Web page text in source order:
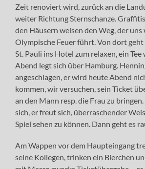
Zeit renoviert wird, zurück an die
weiter Richtung Sternschanze.
den Häusern weisen den Weg, der
Olympische Feuer führt. Von dort geht
St. Pauli ins Hotel zum relaxen, ein
Abend legt sich über Hamburg.
angeschlagen, er wird heute Abend
kommen, wir versuchen, sein Ticket
an den Mann resp. die Frau zu
sich, er freut sich, überraschender
Spiel sehen zu können. Dann geht es
Am Wappen vor dem Haupteingang
seine Kollegen, trinken ein Bierchen